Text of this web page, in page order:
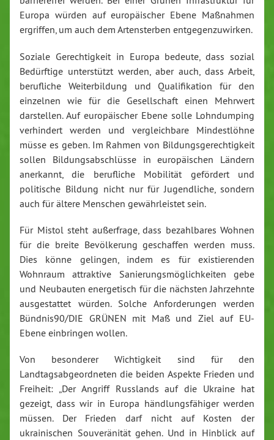
Europa würden auf europäischer Ebene Maßnahmen
ergriffen, um auch dem Artensterben entgegenzuwirken.
Soziale Gerechtigkeit in Europa bedeute, dass sozial
Bedürftige unterstützt werden, aber auch, dass Arbeit,
berufliche Weiterbildung und Qualifikation für den
einzelnen wie für die Gesellschaft einen Mehrwert
darstellen. Auf europäischer Ebene solle Lohndumping
verhindert werden und vergleichbare Mindestlöhne
müsse es geben. Im Rahmen von Bildungsgerechtigkeit
sollen Bildungsabschlüsse in europäischen Ländern
anerkannt, die berufliche Mobilität gefördert und
politische Bildung nicht nur für Jugendliche, sondern
auch für ältere Menschen gewährleistet sein.
Für Mistol steht außerfrage, dass bezahlbares Wohnen
für die breite Bevölkerung geschaffen werden muss.
Dies könne gelingen, indem es für existierenden
Wohnraum attraktive Sanierungsmöglichkeiten gebe
und Neubauten energetisch für die nächsten Jahrzehnte
ausgestattet würden. Solche Anforderungen werden
Bündnis90/DIE GRÜNEN mit Maß und Ziel auf EU-
Ebene einbringen wollen.
Von besonderer Wichtigkeit sind für den
Landtagsabgeordneten die beiden Aspekte Frieden und
Freiheit: „Der Angriff Russlands auf die Ukraine hat
gezeigt, dass wir in Europa händlungsfähiger werden
müssen. Der Frieden darf nicht auf Kosten der
ukrainischen Souveränität gehen. Und in Hinblick auf